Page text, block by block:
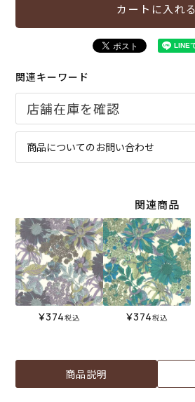
カートに入れる
関連キーワード
商品についてのお問い合わせ
関連商品
¥374税込 ¥374税込
商品説明